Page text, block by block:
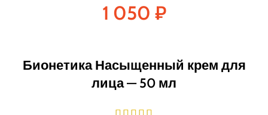
1 050 ₽
Бионетика Насыщенный крем для
лица — 50 мл